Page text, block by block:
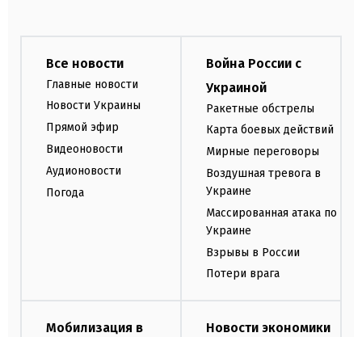
Все новости
Главные новости
Новости Украины
Прямой эфир
Видеоновости
Аудионовости
Погода
Война России с
Украиной
Ракетные обстрелы
Карта боевых действий
Мирные переговоры
Воздушная тревога в
Украине
Массированная атака по
Украине
Взрывы в России
Потери врага
Мобилизация в
Новости экономики